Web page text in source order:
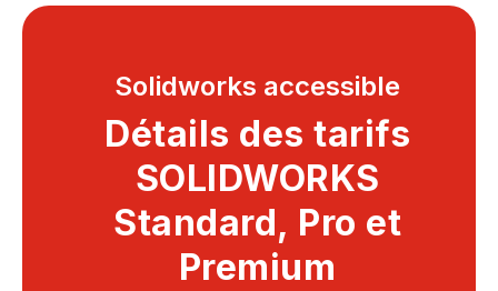
Solidworks accessible
Détails des tarifs
SOLIDWORKS
Standard, Pro et
Premium